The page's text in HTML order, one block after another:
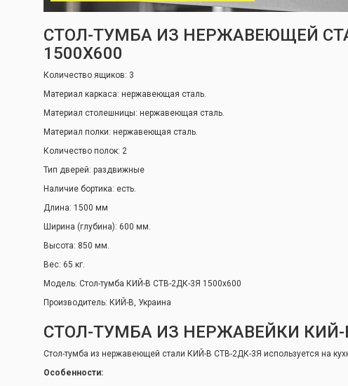
СТОЛ-ТУМБА ИЗ НЕРЖАВЕЮЩЕЙ
1500Х600
Количество ящиков: 3
Материал каркаса: нержавеющая сталь.
Материал столешницы: нержавеющая сталь.
Материал полки: нержавеющая сталь.
Количество полок: 2
Тип дверей: раздвижные
Наличие бортика: есть.
Длина: 1500 мм
Ширина (глубина): 600 мм.
Высота: 850 мм.
Вес: 65 кг.
Модель: Стол-тумба КИЙ-В СТВ-2ДК-3Я 1500х600
Производитель: КИЙ-В, Украина
СТОЛ-ТУМБА ИЗ НЕРЖАВЕЙКИ КИЙ-
Стол-тумба из нержавеющей стали КИЙ-В СТВ-2ДК-3Я используется на
Особенности: